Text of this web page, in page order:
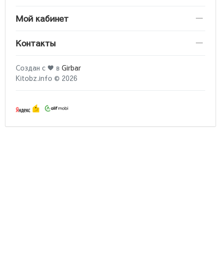
Мой кабинет
Контакты
Создан с ♥ в Girbar
Kitobz.info © 2026